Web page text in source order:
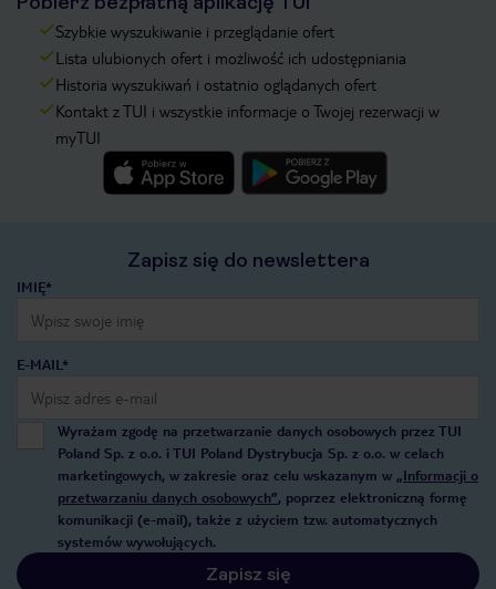
Szybkie wyszukiwanie i przeglądanie ofert
Lista ulubionych ofert i możliwość ich udostępniania
Historia wyszukiwań i ostatnio oglądanych ofert
Kontakt z TUI i wszystkie informacje o Twojej rezerwacji w
myTUI
Zapisz się do newslettera
IMIĘ*
E-MAIL*
Wyrażam zgodę na przetwarzanie danych osobowych przez TUI
Poland Sp. z o.o. i TUI Poland Dystrybucja Sp. z o.o. w celach
marketingowych, w zakresie oraz celu wskazanym w „Informacji o
przetwarzaniu danych osobowych”, poprzez elektroniczną formę
komunikacji (e-mail), także z użyciem tzw. automatycznych
systemów wywołujących.
Zapisz się